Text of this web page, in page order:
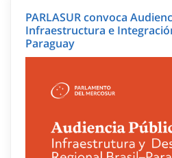
PARLASUR convoca
Infraestructura e
Paraguay